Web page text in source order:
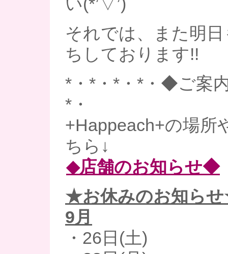
い(*’▽’)
それでは、また明
ちしております!!
*・*・*・*・◆ご案
*・
+Happeach+の場所
ちら↓
◆店舗のお知らせ◆
★お休みのお知ら
9月
・26日(土)